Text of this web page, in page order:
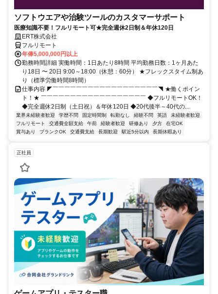
ソフトウエアや治験ツールのカスタマーサポート
医療知識不要！フルリモート可★完全週休2日制＆年休120日
ERT株式会社
フルリモート
年俸5,000,000円以上
勤務時間詳細 実働時間：1日あたり8時間 平均勤務日数：1ヶ月あた
り18日 〜 20日 9:00～18:00（休憩：60分） ★フレックスタイム制あ
り（標準労働時間8時間）
仕事内容 ◤￣￣￣￣￣￣￣￣￣￣￣￣￣￣￣￣￣￣◥ ★働くポイン
ト！★ ￣￣￣￣￣￣￣￣￣￣￣￣￣￣￣￣￣￣ ◆フルリモートOK！
◆完全週休2日制（土日祝）＆年休120日 ◆20代後半～40代の...
業界未経験者歓迎 学歴不問 固定時間制 転勤なし 経験不問 英語
未経験者歓迎
フルリモート
交通費全額支給 午前 経験者歓迎 研修あり 夕方
在宅OK
賞与あり
ブランクOK 交通費支給 長期歓迎 駅近5分以内 長期休暇あり
正社員